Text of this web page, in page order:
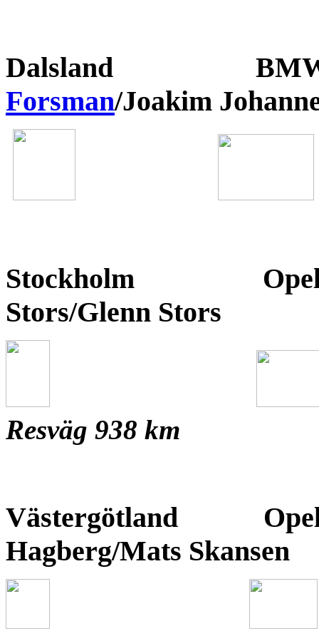
Dalsland
Forsman/Joakim
Stockholm
Stors/Glenn Stors
Resväg 938 km
Västergötland
Hagberg/Mats